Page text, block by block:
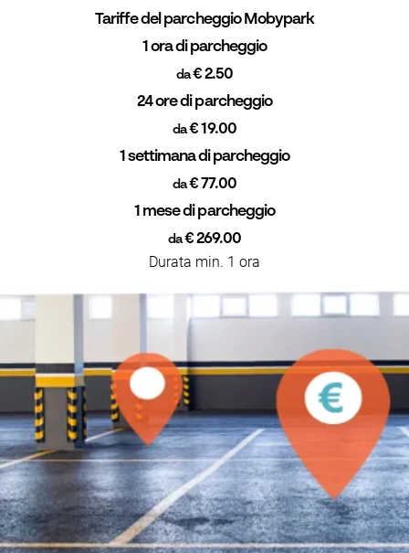
Tariffe del parcheggio Mobypark
1 ora di parcheggio
da€ 2.50
24 ore di parcheggio
da€ 19.00
1 settimana di parcheggio
da€ 77.00
1 mese di parcheggio
da€ 269.00
Durata min. 1 ora